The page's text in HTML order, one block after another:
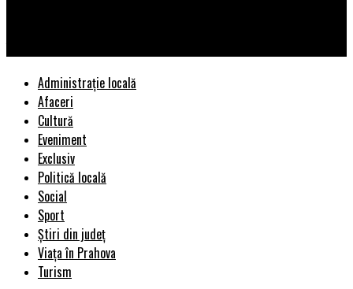
Administrație locală
Afaceri
Cultură
Eveniment
Exclusiv
Politică locală
Social
Sport
Știri din județ
Viața în Prahova
Turism